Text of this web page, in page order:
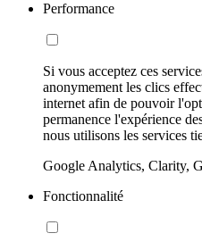
Performance
Si vous acceptez ces
anonymement les clics
internet afin de pouvoir
permanence l'expérience
nous utilisons les services
Google Analytics, Clarity,
Fonctionnalité